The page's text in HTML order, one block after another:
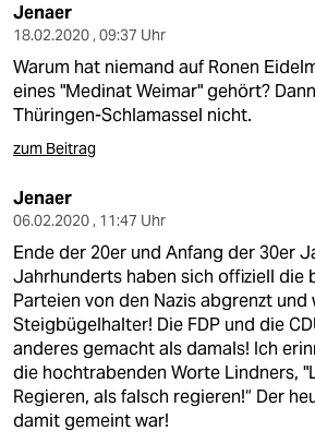
Jenaer
18.02.2020 , 09:37 Uhr
Warum hat niemand auf Ronen
eines "Medinat Weimar" gehört?
Thüringen-Schlamassel nicht.
zum Beitrag
Jenaer
06.02.2020 , 11:47 Uhr
Ende der 20er und Anfang der 30er
Jahrhunderts haben sich offiziell die
Parteien von den Nazis abgrenzt und
Steigbügelhalter! Die FDP und die
anderes gemacht als damals! Ich
die hochtrabenden Worte Lindners,
Regieren, als falsch regieren!“ Der
damit gemeint war!